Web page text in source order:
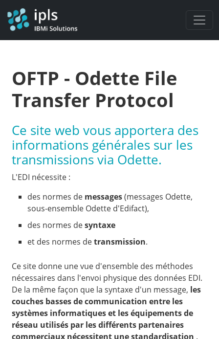
Panneau de gestion des cookies
OFTP - Odette File
Transfer Protocol
Ce site web vous apportera des
informations générales sur les
transmissions via Odette.
L'EDI nécessite :
des normes de messages(messages Odette,
sous-ensemble Odette d'Edifact),
des normes desyntaxe
et des normes detransmission.
Ce site donne une vue d'ensemble des méthodes
nécessaires dans l'envoi physique des données EDI.
De la même façon que la syntaxe d'un message, les
couches basses de communication entre les
systèmes informatiques et les équipements de
réseau utilisés par les différents partenaires
commerciaux nécessitent une standardisation .